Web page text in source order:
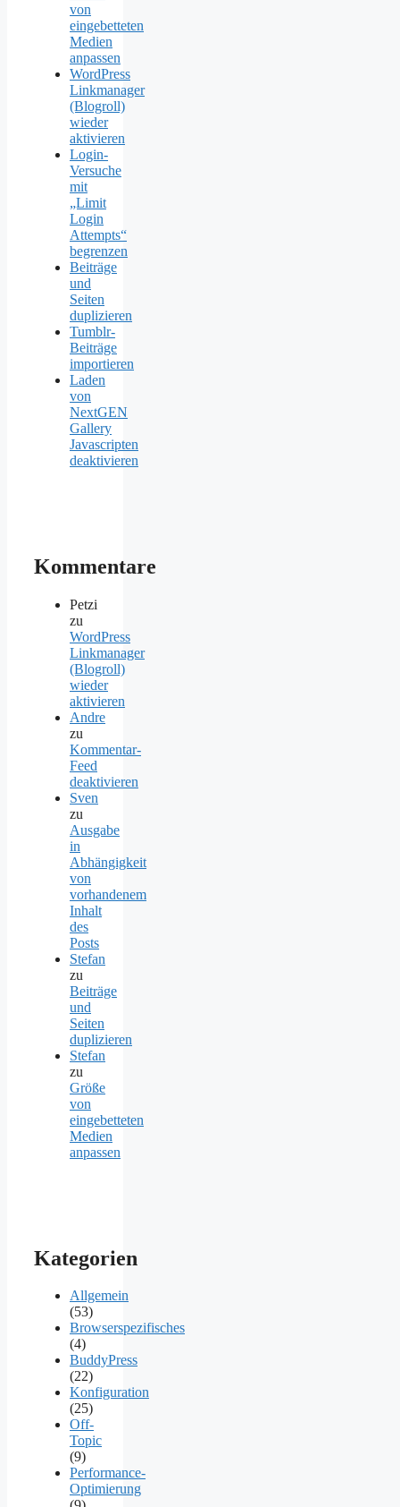
von
eingebetteten
Medien
anpassen
WordPress
Linkmanager
(Blogroll)
wieder
aktivieren
Login-
Versuche
mit
„Limit
Login
Attempts“
begrenzen
Beiträge
und
Seiten
duplizieren
Tumblr-
Beiträge
importieren
Laden
von
NextGEN
Gallery
Javascripten
deaktivieren
Kommentare
Petzi
zu
WordPress
Linkmanager
(Blogroll)
wieder
aktivieren
Andre
zu
Kommentar-
Feed
deaktivieren
Sven
zu
Ausgabe
in
Abhängigkeit
von
vorhandenem
Inhalt
des
Posts
Stefan
zu
Beiträge
und
Seiten
duplizieren
Stefan
zu
Größe
von
eingebetteten
Medien
anpassen
Kategorien
Allgemein
(53)
Browserspezifisches
(4)
BuddyPress
(22)
Konfiguration
(25)
Off-
Topic
(9)
Performance-
Optimierung